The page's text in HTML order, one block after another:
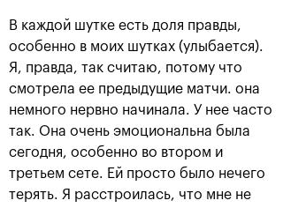
Анастасия Павлюченкова:
«Не хватило чуть-чуть,
сопротивление!»
20 октября, 20:30
В каждой шутке есть доля правды,
особенно в моих шутках (улыбается).
Я, правда, так считаю, потому что
смотрела ее предыдущие матчи. она
немного нервно начинала. У нее часто
так. Она очень эмоциональна была
сегодня, особенно во втором и
третьем сете. Ей просто было нечего
терять. Я расстроилась, что мне не